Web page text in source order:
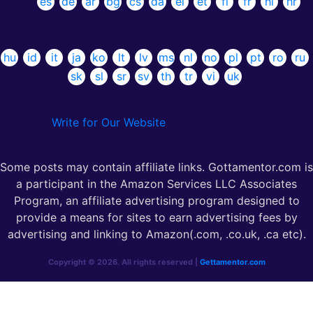
hu id it ja ko lt lv ms nl no pl pt ro
ru
sk
sl sr sv th tr vi uk
Write for Our Website
Some posts may contain affiliate links. Gottamentor.com is
a participant in the Amazon Services LLC Associates
Program, an affiliate advertising program designed to
provide a means for sites to earn advertising fees by
advertising and linking to Amazon(.com, .co.uk, .ca etc).
Copyright © 2026. All rights reserved | Gettamentor.com